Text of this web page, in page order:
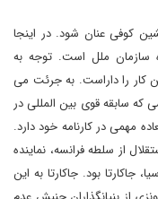
کوفی عنان شود. در اینجا
سازمان ملل است. توجه به
کار را داراست. به جرئت می
سابقه قوی بین المللی در
مهمی در کارنامه خود دارد.
از سلطه فرانسه، نماینده
بود. جاکارتا به این